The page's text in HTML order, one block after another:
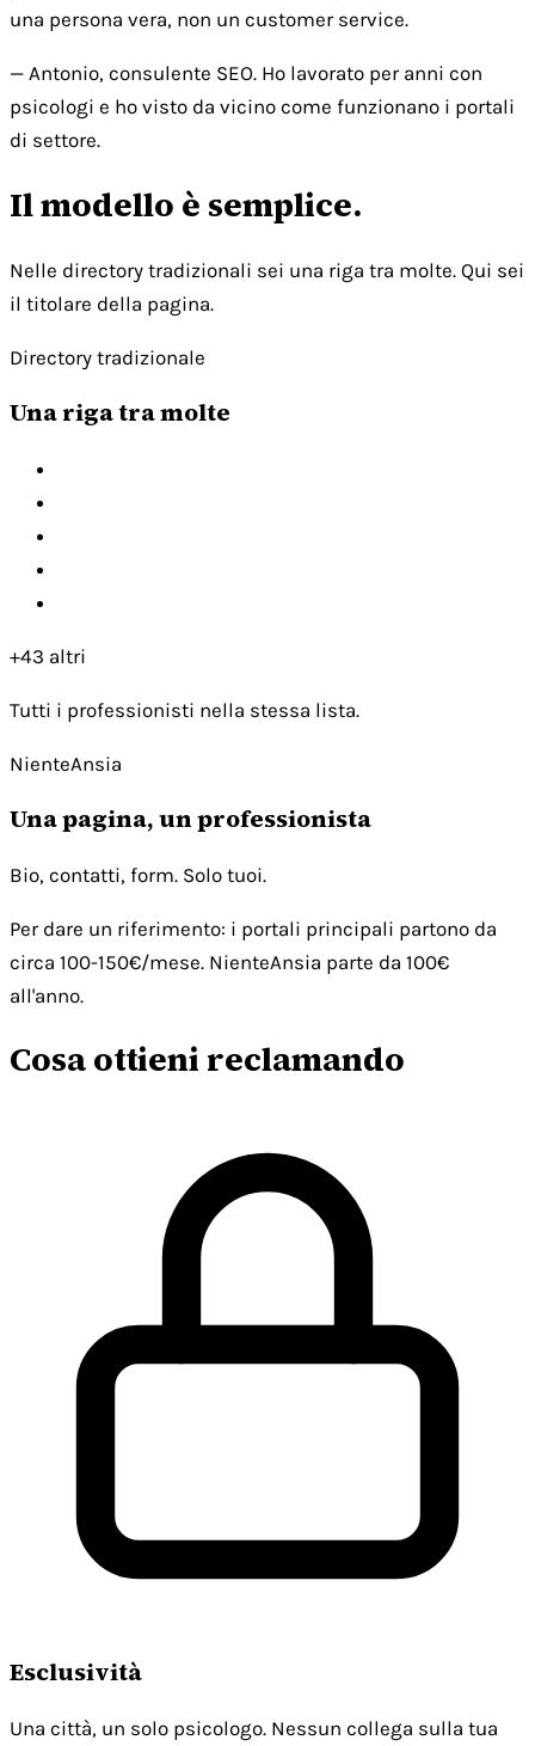
una persona vera, non un customer service.
— Antonio, consulente SEO. Ho lavorato per anni con
psicologi e ho visto da vicino come funzionano i portali
di settore.
Il modello è semplice.
Nelle directory tradizionali sei una riga tra molte. Qui sei
il titolare della pagina.
Directory tradizionale
Una riga tra molte
+43 altri
Tutti i professionisti nella stessa lista.
NienteAnsia
Una pagina, un professionista
Bio, contatti, form. Solo tuoi.
Per dare un riferimento: i portali principali partono da
circa 100-150€/mese. NienteAnsia parte da 100€
all'anno.
Cosa ottieni reclamando
Esclusività
Una città, un solo psicologo. Nessun collega sulla tua